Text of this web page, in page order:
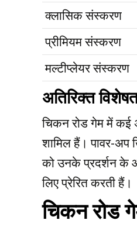
क्लासिक संस्करण
प्रीमियम संस्करण
मल्टीप्लेयर संस्करण
अतिरिक्त
चिकन रोड गेम में कई
शामिल हैं। पावर-
को उनके प्रदर्शन के
लिए प्रेरित करती हैं।
चिकन रोड